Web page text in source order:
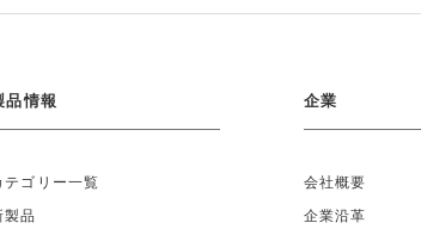
品情報
テゴリー一覧
製品
企業
会社概要
企業沿革